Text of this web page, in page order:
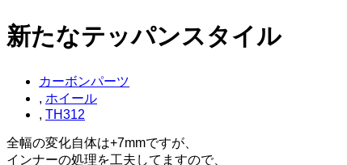
新たなテッパンスタイル
カーボンパーツ
, ホイール
, TH312
全幅の変化自体は+7mmですが、
インナーの処理を工夫してますので、